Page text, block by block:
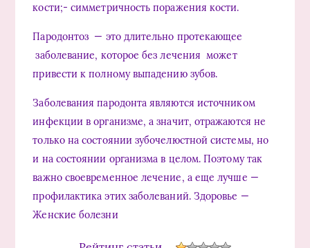
кости;- симметричность поражения кости.
Пародонтоз — это длительно протекающее
заболевание, которое без лечения может
привести к полному выпадению зубов.
Заболевания пародонта являются источником
инфекции в организме, а значит, отражаются не
только на состоянии зубочелюстной системы, но
и на состоянии организма в целом. Поэтому так
важно своевременное лечение, а еще лучше —
профилактика этих заболеваний. Здоровье —
Женские болезни